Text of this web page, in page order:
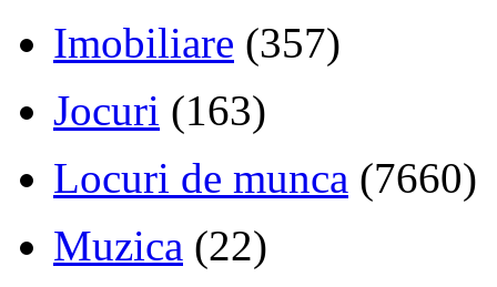
Imobiliare (357)
Jocuri (163)
Locuri de munca (7660)
Muzica (22)